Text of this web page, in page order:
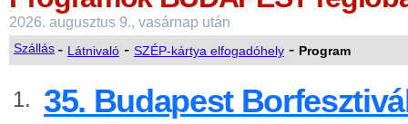
2026. augusztus 9., vasárnap után
Szállás- Látnivaló - SZÉP-kártya elfogadóhely - Program
1. 35. Budapest